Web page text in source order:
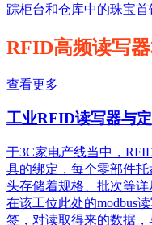
踪柜台和仓库中的珠宝首
RFID高频读写
查看更多
工业RFID读写器与
于3C家电产线当中，
具的绑定，每个零部件
头存储着规格、批次等
在该工位此处的modbus
签，对读取得来的数据